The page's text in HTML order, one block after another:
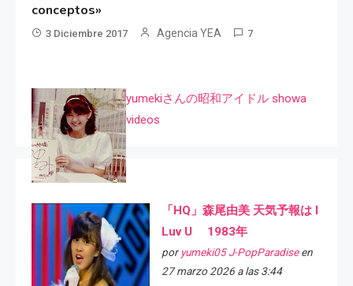
conceptos»
3 Diciembre 2017 Agencia YEA 7
yumekiさんの昭和アイドル showa
videos
「HQ」森尾由美 天気予報は I
Luv U 1983年
por yumeki05 J-PopParadiseen
27 marzo 2026 a las 3:44